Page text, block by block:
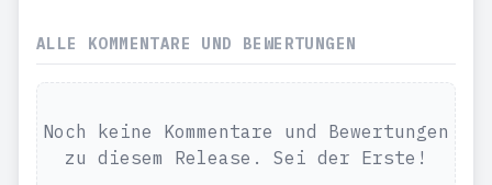
ALLE KOMMENTARE UND BEWERTUNGEN
Noch keine Kommentare und Bewertungen
zu diesem Release. Sei der Erste!